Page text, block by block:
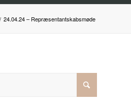
/ 24.04.24 – Repræsentantskabsmøde